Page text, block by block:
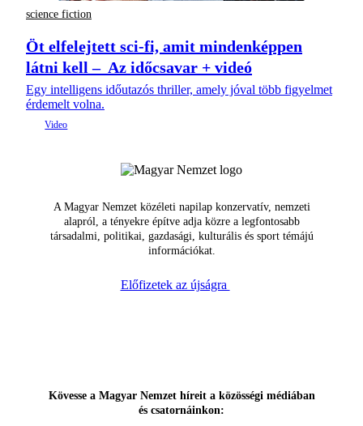
science fiction
Öt elfelejtett sci-fi, amit mindenképpen
látni kell – Az időcsavar + videó
Egy intelligens időutazós thriller, amely jóval több figyelmet
érdemelt volna.
A Magyar Nemzet közéleti napilap konzervatív, nemzeti
alapról, a tényekre építve adja közre a legfontosabb
társadalmi, politikai, gazdasági, kulturális és sport témájú
információkat.
Előfizetek az újságra
Kövesse a Magyar Nemzet híreit a közösségi médiában
és csatornáinkon: